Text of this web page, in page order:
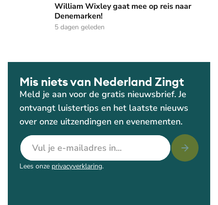
William Wixley gaat mee op reis naar Denemarken!
William Wixley gaat mee op reis naar
Denemarken!
5 dagen geleden
Mis niets van Nederland Zingt
Meld je aan voor de gratis nieuwsbrief. Je
ontvangt luistertips en het laatste nieuws
over onze uitzendingen en evenementen.
E-mailadres
Lees onze privacyverklaring.